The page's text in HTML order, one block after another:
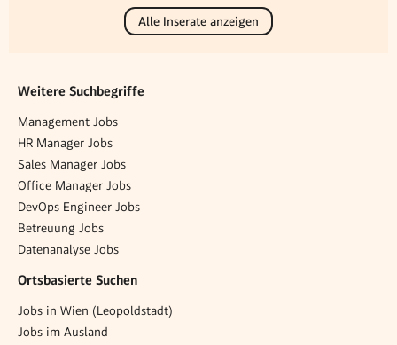
Alle Inserate anzeigen
Weitere Suchbegriffe
Management Jobs
HR Manager Jobs
Sales Manager Jobs
Office Manager Jobs
DevOps Engineer Jobs
Betreuung Jobs
Datenanalyse Jobs
Ortsbasierte Suchen
Jobs in Wien (Leopoldstadt)
Jobs im Ausland